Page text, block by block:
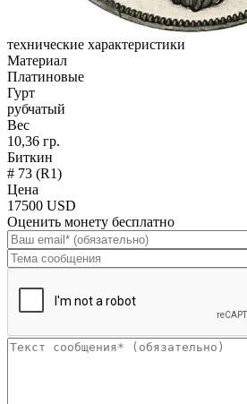
технические характеристики
Материал
Платиновые
Гурт
рубчатый
Вес
10,36 гр.
Биткин
# 73 (R1)
Цена
17500 USD
Оценить монету бесплатно